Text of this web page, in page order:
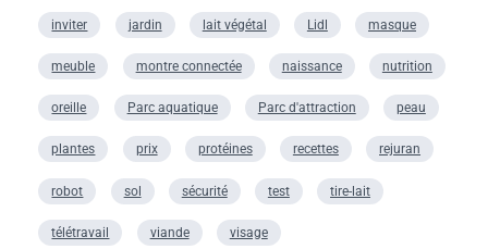
inviter jardin lait végétal Lidl masque
meuble montre connectée naissance nutrition
oreille Parc aquatique Parc d'attraction peau
plantes prix protéines recettes rejuran
robot sol sécurité test tire-lait
télétravail viande visage